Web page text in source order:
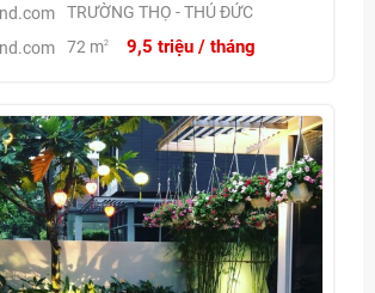
TRƯỜNG THỌ - THỦ ĐỨC
72 m2 9,5 triệu / tháng